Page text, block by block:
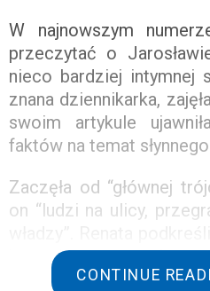
W najnowszym
przeczytać o
nieco bardziej intymnej
znana dziennikarka,
swoim artykule
faktów na temat
Zaczęła od “głównej
on “ludzi na ulicy,
jest w jego własnych
CONTINUE